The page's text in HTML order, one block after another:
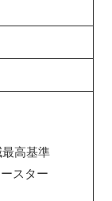
高基準
スター